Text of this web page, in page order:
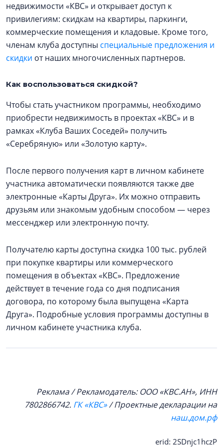
недвижимости «КВС» и открывает доступ к
привилегиям: скидкам на квартиры, паркинги,
коммерческие помещения и кладовые. Кроме того,
членам клуба доступны специальные предложения и
скидки от наших многочисленных партнеров.
Как воспользоваться скидкой?
Чтобы стать участником программы, необходимо
приобрести недвижимость в проектах «КВС» и в
рамках «Клуба Ваших Соседей» получить
«Серебряную» или «Золотую карту».
После первого получения карт в личном кабинете
участника автоматически появляются также две
электронные «Карты Друга». Их можно отправить
друзьям или знакомым удобным способом — через
мессенджер или электронную почту.
Получателю карты доступна скидка 100 тыс. рублей
при покупке квартиры или коммерческого
помещения в объектах «КВС». Предложение
действует в течение года со дня подписания
договора, по которому была выпущена «Карта
Друга». Подробные условия программы доступны в
личном кабинете участника клуба.
Реклама / Рекламодатель: ООО «КВС.АН», ИНН
7802866742. ГК «КВС»/ Проектные декларации на
наш.дом.рф
erid: 2SDnjc1hczP